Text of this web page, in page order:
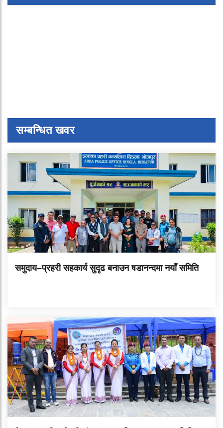
सम्बन्धित खवर
समुदाय–प्रहरी सहकार्य सुदृढ बनाउन षडानन्दमा नयाँ समिति